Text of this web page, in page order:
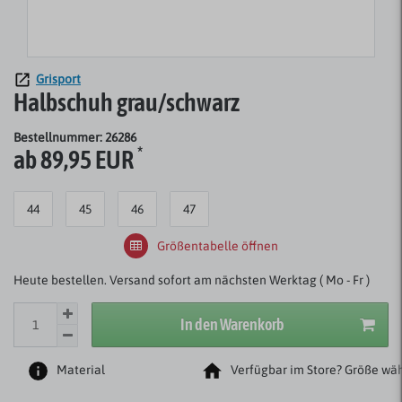
Grisport
Halbschuh grau/schwarz
Bestellnummer: 26286
ab 89,95 EUR*
44 45 46 47
Größentabelle öffnen
Heute bestellen. Versand sofort am nächsten Werktag ( Mo - Fr )
In den Warenkorb
Material Verfügbar im Store? Größe